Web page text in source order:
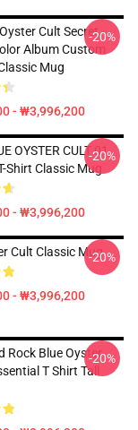
Cult Secret
Album Custom
Mug
- ₩3,996,200
-20%
OYSTER CULT 01
Shirt Classic Mug
- ₩3,996,200
-20%
Cult Classic Mug
- ₩3,996,200
-20%
Rock Blue Oyster
T Shirt Tall
-20%